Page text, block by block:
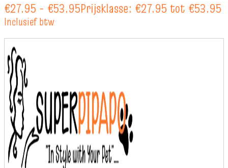
€27.95 - €53.95Prijsklasse: €27.95 tot €53.95
Inclusief btw